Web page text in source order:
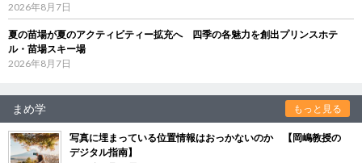
2026年8月7日
夏の苗場が夏のアクティビティー拡充へ 四季の各魅力を創出プリンスホテ
ル・苗場スキー場
2026年8月7日
まめ学 もっと見る
写真に埋まっている位置情報はおっかないのか 【岡嶋教授の
デジタル指南】